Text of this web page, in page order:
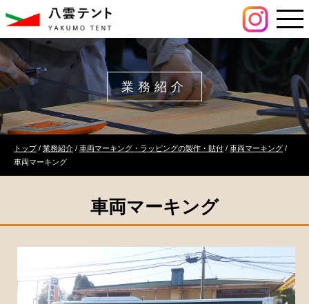
このページの本文へ
業務紹介
現
在
の
トップ/ 業務紹介 / 車両マーキング・ラッピングの製作・貼付 / 車両マーキング /
車両マーキング
車両マーキング